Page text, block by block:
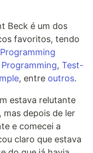
Beck é um dos
favoritos, tendo
, Test-
, entre outros.
estava relutante
mas depois de ler
e comecei a
claro que estava